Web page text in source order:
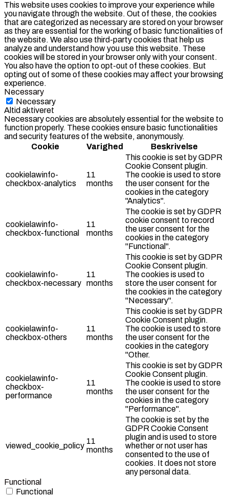
This website uses cookies to improve your experience while
you navigate through the website. Out of these, the cookies
that are categorized as necessary are stored on your browser
as they are essential for the working of basic functionalities of
the website. We also use third-party cookies that help us
analyze and understand how you use this website. These
cookies will be stored in your browser only with your consent.
You also have the option to opt-out of these cookies. But
opting out of some of these cookies may affect your browsing
experience.
Necessary
Necessary
Altid aktiveret
Necessary cookies are absolutely essential for the website to
function properly. These cookies ensure basic functionalities
and security features of the website, anonymously.
Cookie
Varighed Beskrivelse
cookielawinfo-
checkbox-analytics
11
months
This cookie is set by GDPR
Cookie Consent plugin.
The cookie is used to store
the user consent for the
cookies in the category
"Analytics".
cookielawinfo-
checkbox-functional
11
months
The cookie is set by GDPR
cookie consent to record
the user consent for the
cookies in the category
"Functional".
cookielawinfo-
checkbox-necessary
11
months
This cookie is set by GDPR
Cookie Consent plugin.
The cookies is used to
store the user consent for
the cookies in the category
"Necessary".
cookielawinfo-
checkbox-others
11
months
This cookie is set by GDPR
Cookie Consent plugin.
The cookie is used to store
the user consent for the
cookies in the category
"Other.
cookielawinfo-
checkbox-
performance
11
months
This cookie is set by GDPR
Cookie Consent plugin.
The cookie is used to store
the user consent for the
cookies in the category
"Performance".
viewed_cookie_policy
11
months
The cookie is set by the
GDPR Cookie Consent
plugin and is used to store
whether or not user has
consented to the use of
cookies. It does not store
any personal data.
Functional
Functional